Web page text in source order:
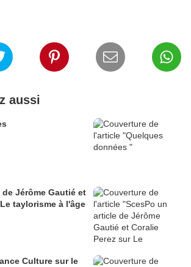
aussi
Jérôme Gautié et
taylorisme à l'âge
Culture sur le